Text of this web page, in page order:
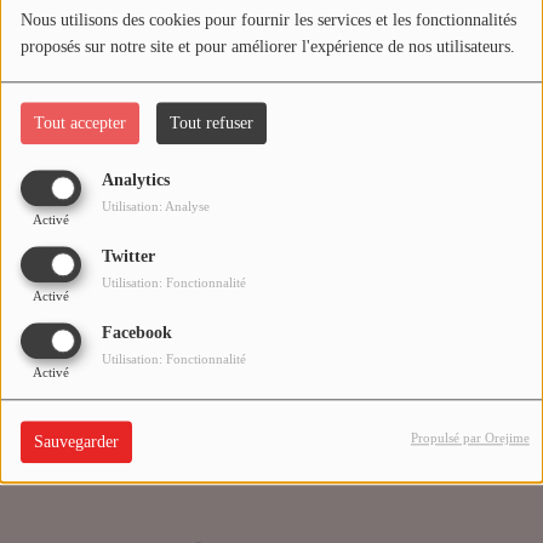
Nous utilisons des cookies pour fournir les services et les fonctionnalités
proposés sur notre site et pour améliorer l'expérience de nos utilisateurs.
Tout accepter Tout refuser
Analytics
Activé
Utilisation: Analyse
Twitter
Activé
Utilisation: Fonctionnalité
Facebook
Activé
Utilisation: Fonctionnalité
Sauvegarder Propulsé par Orejime
Médias
PODCASTS
Agenda
Titres diffusés
Se connecter
Oups, vous avez
rencontré une erreur.
Il semble que la page que vous recherchez n’existe plus.